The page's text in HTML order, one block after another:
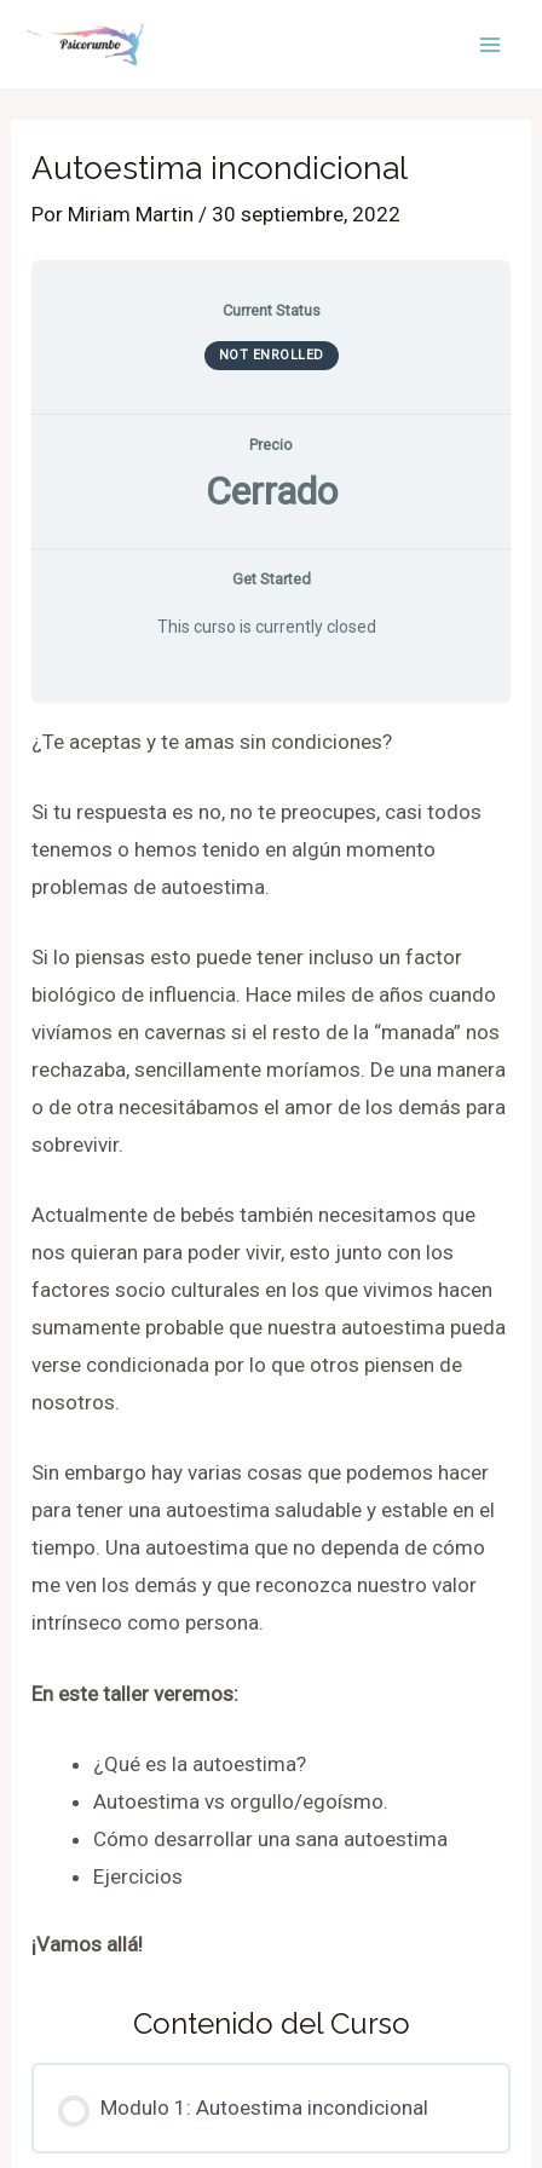
Autoestima incondicional
Por Miriam Martin/ 30 septiembre, 2022
Current Status
NOT ENROLLED
Precio
Cerrado
Get Started
This curso is currently closed
¿Te aceptas y te amas sin condiciones?
Si tu respuesta es no, no te preocupes, casi todos
tenemos o hemos tenido en algún momento
problemas de autoestima.
Si lo piensas esto puede tener incluso un factor
biológico de influencia. Hace miles de años cuando
vivíamos en cavernas si el resto de la “manada” nos
rechazaba, sencillamente moríamos. De una manera
o de otra necesitábamos el amor de los demás para
sobrevivir.
Actualmente de bebés también necesitamos que
nos quieran para poder vivir, esto junto con los
factores socio culturales en los que vivimos hacen
sumamente probable que nuestra autoestima pueda
verse condicionada por lo que otros piensen de
nosotros.
Sin embargo hay varias cosas que podemos hacer
para tener una autoestima saludable y estable en el
tiempo. Una autoestima que no dependa de cómo
me ven los demás y que reconozca nuestro valor
intrínseco como persona.
En este taller veremos:
¿Qué es la autoestima?
Autoestima vs orgullo/egoísmo.
Cómo desarrollar una sana autoestima
Ejercicios
¡Vamos allá!
Contenido del Curso
Modulo 1: Autoestima incondicional